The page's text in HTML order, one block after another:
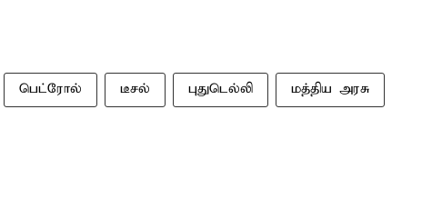
பெட்ரோல் டீசல் புதுடெல்லி மத்திய அரசு